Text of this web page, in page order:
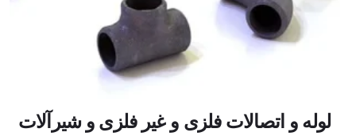
لوله و اتصالات فلزی و غیر فلزی و شیرآلات